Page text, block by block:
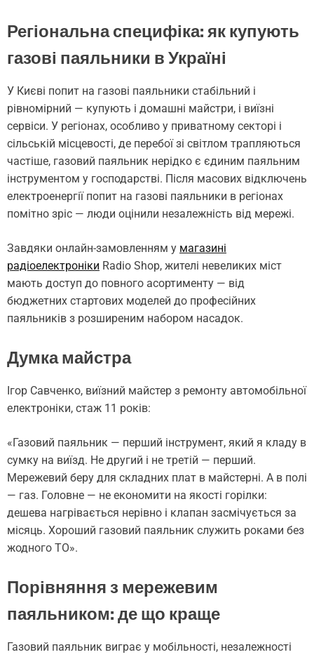
Регіональна специфіка: як купують
газові паяльники в Україні
У Києві попит на газові паяльники стабільний і
рівномірний — купують і домашні майстри, і виїзні
сервіси. У регіонах, особливо у приватному секторі і
сільській місцевості, де перебої зі світлом трапляються
частіше, газовий паяльник нерідко є єдиним паяльним
інструментом у господарстві. Після масових відключень
електроенергії попит на газові паяльники в регіонах
помітно зріс — люди оцінили незалежність від мережі.
Завдяки онлайн-замовленням у магазині
радіоелектроніки Radio Shop, жителі невеликих міст
мають доступ до повного асортименту — від
бюджетних стартових моделей до професійних
паяльників з розширеним набором насадок.
Думка майстра
Ігор Савченко, виїзний майстер з ремонту автомобільної
електроніки, стаж 11 років:
«Газовий паяльник — перший інструмент, який я кладу в
сумку на виїзд. Не другий і не третій — перший.
Мережевий беру для складних плат в майстерні. А в полі
— газ. Головне — не економити на якості горілки:
дешева нагрівається нерівно і клапан засмічується за
місяць. Хороший газовий паяльник служить роками без
жодного ТО».
Порівняння з мережевим
паяльником: де що краще
Газовий паяльник виграє у мобільності, незалежності